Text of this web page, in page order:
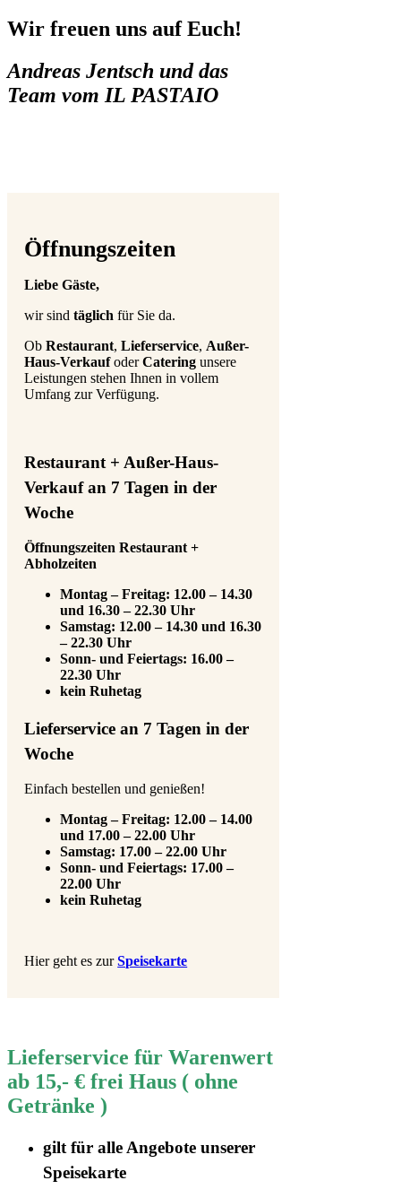
Wir freuen uns auf Euch!
Andreas Jentsch und das
Team vom IL PASTAIO
Öffnungszeiten
Liebe Gäste,
wir sindtäglich für Sie da.
ObRestaurant,Lieferservice, Außer-
Haus-VerkaufoderCatering unsere
Leistungen stehen Ihnen in vollem
Umfang zur Verfügung.
Restaurant + Außer-Haus-
Verkauf an 7 Tagen in der
Woche
Öffnungszeiten Restaurant +
Abholzeiten
Montag – Freitag: 12.00 – 14.30
und 16.30 – 22.30 Uhr
Samstag: 12.00 – 14.30 und 16.30
– 22.30 Uhr
Sonn- und Feiertags: 16.00 –
22.30 Uhr
kein Ruhetag
Lieferservice an 7 Tagen in der
Woche
Einfach bestellen und genießen!
Montag – Freitag: 12.00 – 14.00
und 17.00 – 22.00 Uhr
Samstag: 17.00 – 22.00 Uhr
Sonn- und Feiertags: 17.00 –
22.00 Uhr
kein Ruhetag
Hier geht es zurSpeisekarte
Lieferservice für Warenwert
ab 15,- € frei Haus ( ohne
Getränke )
gilt für alle Angebote unserer
Speisekarte